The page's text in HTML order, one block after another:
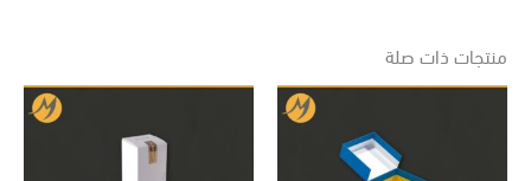
ذات صلة